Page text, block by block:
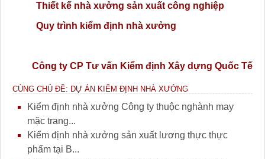
Thiết kế nhà xưởng sản xuất công nghiệp
Quy trình kiểm định nhà xưởng
Công ty CP Tư vấn Kiểm định Xây dựng Quốc Tế
CÙNG CHỦ ĐỀ: DỰ ÁN KIỂM ĐỊNH NHÀ XƯỞNG
Kiểm định nhà xưởng Công ty thuộc nghành may
mặc trang...
Kiểm định nhà xưởng sản xuất lương thực thực
phẩm tại B...